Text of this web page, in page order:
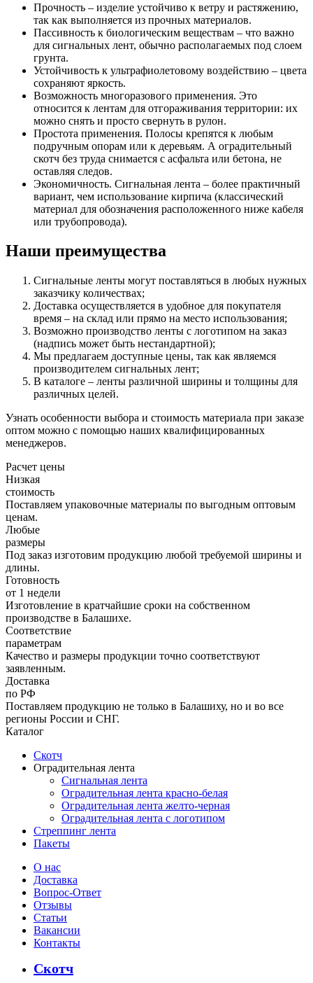
Прочность – изделие устойчиво к ветру и растяжению,
так как выполняется из прочных материалов.
Пассивность к биологическим веществам – что важно
для сигнальных лент, обычно располагаемых под слоем
грунта.
Устойчивость к ультрафиолетовому воздействию – цвета
сохраняют яркость.
Возможность многоразового применения. Это
относится к лентам для отгораживания территории: их
можно снять и просто свернуть в рулон.
Простота применения. Полосы крепятся к любым
подручным опорам или к деревьям. А оградительный
скотч без труда снимается с асфальта или бетона, не
оставляя следов.
Экономичность. Сигнальная лента – более практичный
вариант, чем использование кирпича (классический
материал для обозначения расположенного ниже кабеля
или трубопровода).
Наши преимущества
Сигнальные ленты могут поставляться в любых нужных
заказчику количествах;
Доставка осуществляется в удобное для покупателя
время – на склад или прямо на место использования;
Возможно производство ленты с логотипом на заказ
(надпись может быть нестандартной);
Мы предлагаем доступные цены, так как являемся
производителем сигнальных лент;
В каталоге – ленты различной ширины и толщины для
различных целей.
Узнать особенности выбора и стоимость материала при заказе
оптом можно с помощью наших квалифицированных
менеджеров.
Расчет цены
Низкая
стоимость
Поставляем упаковочные материалы по выгодным оптовым
ценам.
Любые
размеры
Под заказ изготовим продукцию любой требуемой ширины и
длины.
Готовность
от 1 недели
Изготовление в кратчайшие сроки на собственном
производстве в Балашихе.
Соответствие
параметрам
Качество и размеры продукции точно соответствуют
заявленным.
Доставка
по РФ
Поставляем продукцию не только в Балашиху, но и во все
регионы России и СНГ.
Каталог
Скотч
Оградительная лента
Сигнальная лента
Оградительная лента красно-белая
Оградительная лента желто-черная
Оградительная лента с логотипом
Стреппинг лента
Пакеты
О нас
Доставка
Вопрос-Ответ
Отзывы
Статьи
Вакансии
Контакты
Скотч